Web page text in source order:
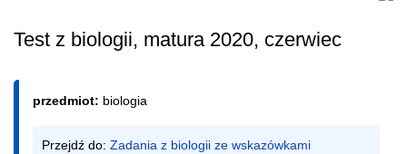
Test z biologii, matura 2020, czerwiec
przedmiot: biologia
Przejdź do: Zadania z biologii ze wskazówkami